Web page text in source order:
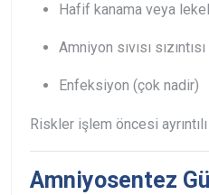
Hafif kanama veya
Amniyon sıvısı
Enfeksiyon (çok nadir)
Riskler işlem öncesi
Amniyosentez